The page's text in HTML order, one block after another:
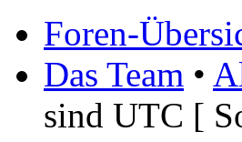
Foren-
Das Team •
sind UTC [